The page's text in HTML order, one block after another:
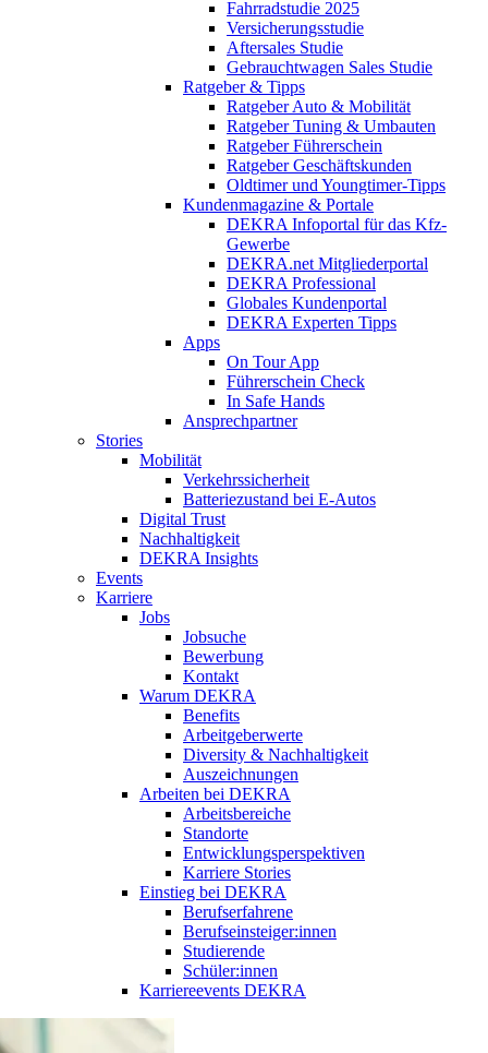
Fahrradstudie 2025
Versicherungsstudie
Aftersales Studie
Gebrauchtwagen Sales Studie
Ratgeber & Tipps
Ratgeber Auto & Mobilität
Ratgeber Tuning & Umbauten
Ratgeber Führerschein
Ratgeber Geschäftskunden
Oldtimer und Youngtimer-Tipps
Kundenmagazine & Portale
DEKRA Infoportal für das Kfz-
Gewerbe
DEKRA.net Mitgliederportal
DEKRA Professional
Globales Kundenportal
DEKRA Experten Tipps
Apps
On Tour App
Führerschein Check
In Safe Hands
Ansprechpartner
Stories
Mobilität
Verkehrssicherheit
Batteriezustand bei E-Autos
Digital Trust
Nachhaltigkeit
DEKRA Insights
Events
Karriere
Jobs
Jobsuche
Bewerbung
Kontakt
Warum DEKRA
Benefits
Arbeitgeberwerte
Diversity & Nachhaltigkeit
Auszeichnungen
Arbeiten bei DEKRA
Arbeitsbereiche
Standorte
Entwicklungsperspektiven
Karriere Stories
Einstieg bei DEKRA
Berufserfahrene
Berufseinsteiger:innen
Studierende
Schüler:innen
Karriereevents DEKRA